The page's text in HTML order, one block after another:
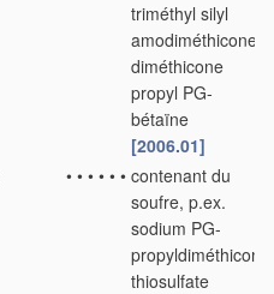
triméthyl silyl
amodiméthicone,
diméthicone
propyl PG-
bétaïne
[2006.01]
• • • • • • contenant du
soufre, p.ex.
sodium PG-
propyldiméthicone
thiosulfate